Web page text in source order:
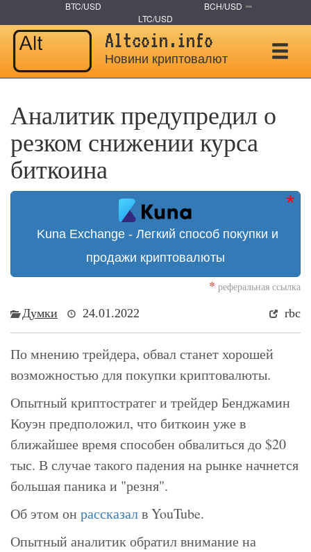
BTC/USD
BCH/USD
LTC/USD
Altcoin.info
Новини криптовалют
Аналитик предупредил о
резком снижении курса
биткоина
Kuna Exchange - Легкий способ покупки и
продажи криптовалюты
* реферальная ссылка
Думки 24.01.2022 rbc
По мнению трейдера, обвал станет хорошей
возможностью для покупки криптовалюты.
Опытный криптостратег и трейдер Бенджамин
Коуэн предположил, что биткоин уже в
ближайшее время способен обвалиться до $20
тыс. В случае такого падения на рынке начнется
большая паника и "резня".
Об этом он рассказалв YouTube.
Опытный аналитик обратил внимание на